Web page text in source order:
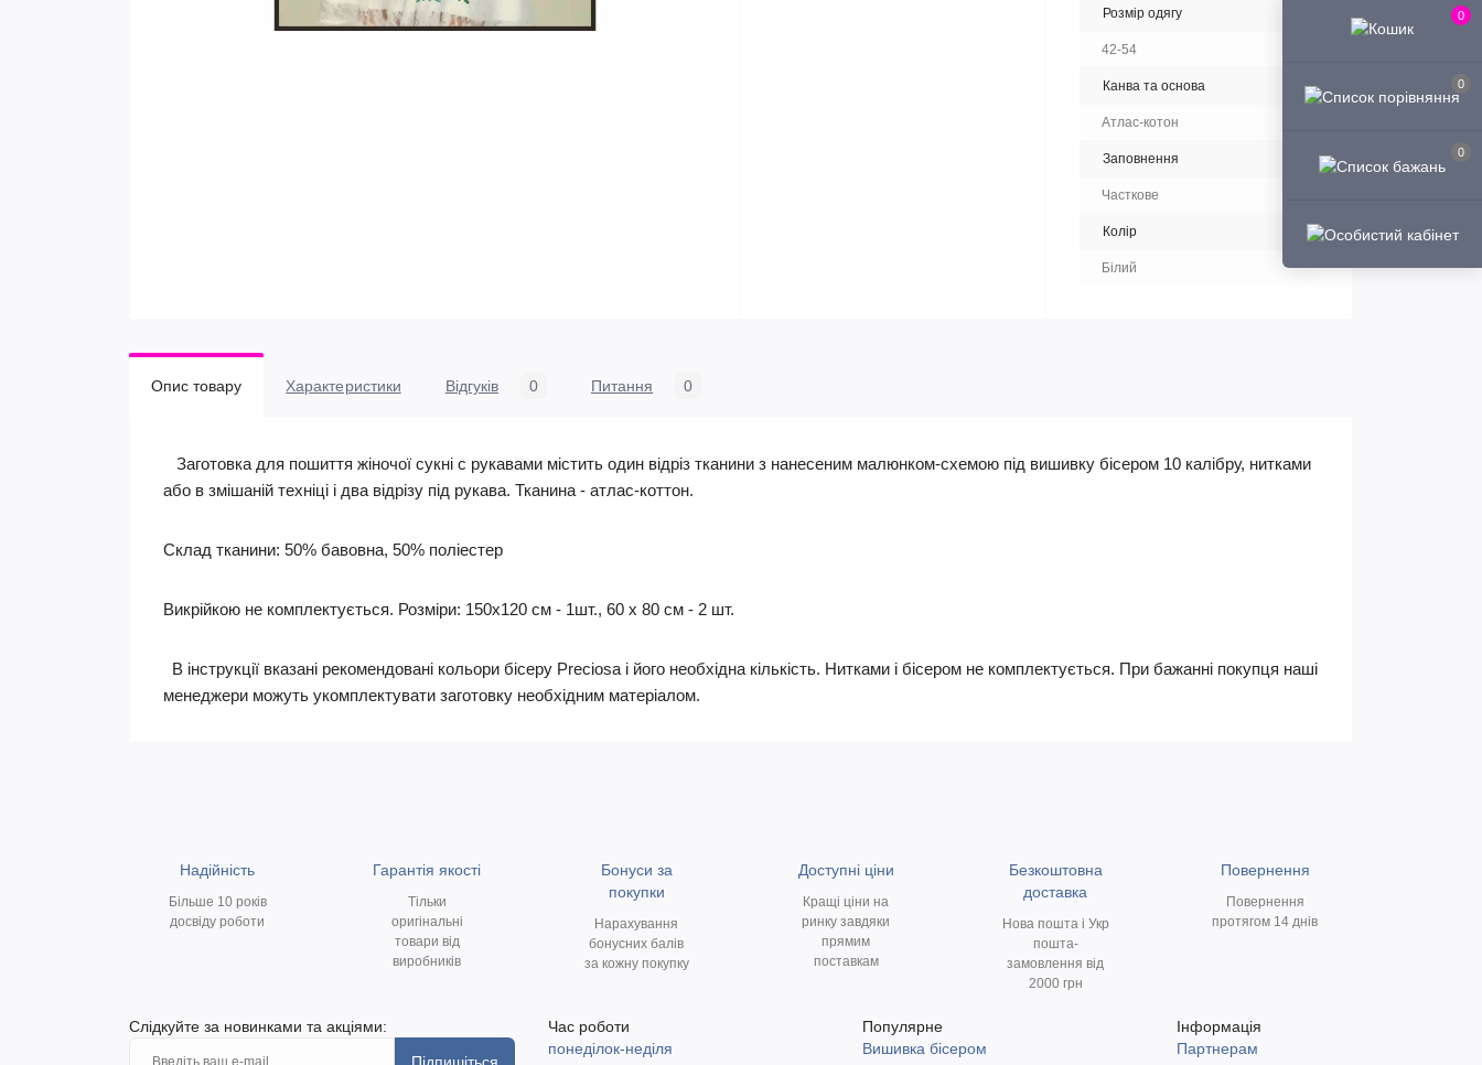
0
0
0
Розмір одягу
42-54
Канва та основа
Атлас-котон
Заповнення
Часткове
Колір
Білий
Опис товару Характеристики Відгуків 0 Питання 0
Заготовка для пошиття жіночої сукні c рукавами містить один відріз тканини з нанесеним малюнком-схемою під вишивку бісером 10 калібру, нитками
або в змішаній техніці і два відрізу під рукава. Тканина - атлас-коттон.
Склад тканини: 50% бавовна, 50% поліестер
Викрійкою не комплектується. Розміри: 150х120 см - 1шт., 60 х 80 см - 2 шт.
В інструкції вказані рекомендовані кольори бісеру Preciosa і його необхідна кількість. Нитками і бісером не комплектується. При бажанні покупця наші
менеджери можуть укомплектувати заготовку необхідним матеріалом.
Надійність
Більше 10 років
досвіду роботи
Гарантія якості
Тільки
оригінальні
товари від
виробників
Бонуси за
покупки
Нарахування
бонусних балів
за кожну покупку
Доступні ціни
Кращі ціни на
ринку завдяки
прямим
поставкам
Безкоштовна
доставка
Нова пошта і Укр
пошта-
замовлення від
2000 грн
Повернення
Повернення
протягом 14 днів
Слідкуйте за новинками та акціями:
Час роботи
понеділок-неділя
Популярне
Вишивка бісером
Інформація
Партнерам